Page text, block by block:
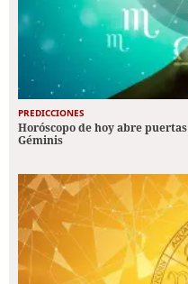
PREDICCIONES
Horóscopo de hoy abre
Géminis